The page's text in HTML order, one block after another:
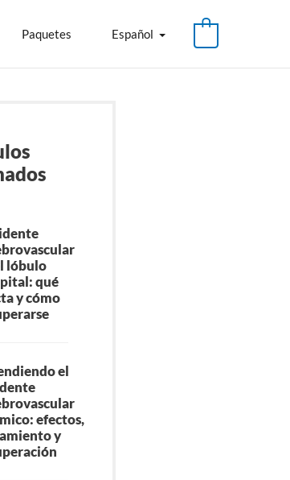
Paquetes Español
lóbulo
qué
y cómo
el
efectos,
y